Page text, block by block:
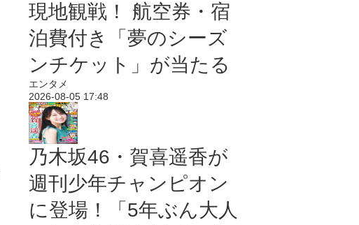
現地観戦！ 航空券・宿
泊費付き「夢のシーズ
ンチケット」が当たる
エンタメ
2026-08-05 17:48
乃木坂46・賀喜遥香が
週刊少年チャンピオン
に登場！「5年ぶん大人